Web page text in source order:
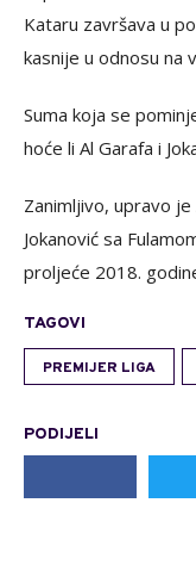
Kataru završava u
kasnije u odnosu na
Suma koja se
hoće li Al Garafa i
Zanimljivo, upravo
Jokanović sa
proljeće 2018.
TAGOVI
PREMIJER LIGA
PODIJELI